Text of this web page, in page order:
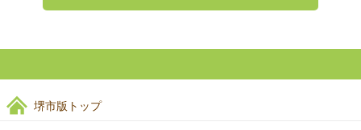
堺市版トップ